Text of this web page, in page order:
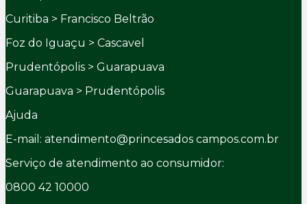
Curitiba > Francisco Beltrão
Foz do Iguaçu > Cascavel
Prudentópolis > Guarapuava
Guarapuava > Prudentópolis
Ajuda
E-mail: atendimento@princesados campos.com.br
Serviço de atendimento ao consumidor:
0800 42 10000